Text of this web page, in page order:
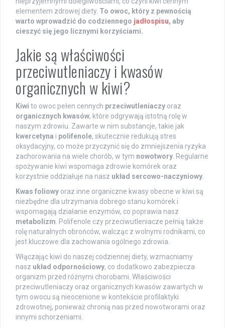
elementem zdrowej diety. To owoc, który z pewnością
warto wprowadzić do codziennego jadłospisu, aby
cieszyć się jego licznymi korzyściami.
Jakie są właściwości
przeciwutleniaczy i kwasów
organicznych w kiwi?
Kiwi to owoc pełen cennych przeciwutleniaczy oraz
organicznych kwasów, które odgrywają istotną rolę w
naszym zdrowiu. Zawarte w nim substancje, takie jak
kwercetyna i polifenole, skutecznie redukują stres
oksydacyjny, co może przyczynić się do zmniejszenia ryzyka
zachorowania na wiele chorób, w tym nowotwory . Regularne
spożywanie kiwi wspomaga zdrowie komórek oraz
korzystnie oddziałuje na nasz układ sercowo-naczyniowy
Kwas foliowy oraz inne organiczne kwasy obecne w kiwi są
niezbędne dla utrzymania dobrego stanu komórek i
wspomagają działanie enzymów, co poprawia nasz
metabolizm . Polifenole czy przeciwutleniacze pełnią także
rolę naturalnych obrońców, walcząc z wolnymi rodnikami, co
jest kluczowe dla zachowania ogólnego zdrowia.
Włączając kiwi do naszej codziennej diety, wzmacniamy
nasz układ odpornościowy, co dodatkowo zabezpiecza
organizm przed różnymi chorobami. Właściwości
przeciwutleniaczy oraz organicznych kwasów zawartych w
tym owocu są nieocenione w kontekście profilaktyki
zdrowotnej, ponieważ chronią nas przed nowotworami oraz
innymi schorzeniami.